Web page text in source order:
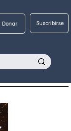
Donar Suscribirse